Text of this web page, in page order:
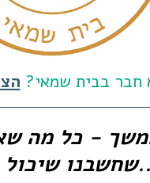
חבר בבית שמאי?
- כל מה
אותך...